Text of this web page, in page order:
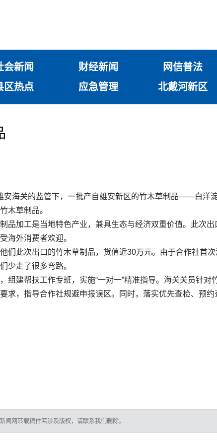
会新闻 财经新闻 网信普法
区热点 应急管理 北戴河新区
海关的监管下，一批产自雄安新区的竹木草制品——白洋
木草制品。
品加工是当地特色产业，兼具生态与经济双重价值。此次
海外消费者欢迎。
们此次出口的竹木草制品，货值近30万元。由于合作社首
少走了很多弯路。
组建帮扶工作专班，实施“一对一”精准指导。海关关员针
求，指导合作社规避申报误区。同时，落实优先查检、预
网转载稿件若涉及版权，请联系我们删除。